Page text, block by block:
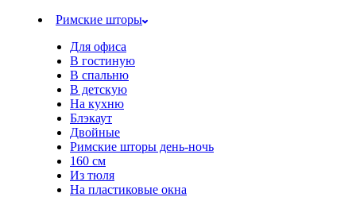
Римские шторы
Для офиса
В гостиную
В спальню
В детскую
На кухню
Блэкаут
Двойные
Римские шторы день-ночь
160 см
Из тюля
На пластиковые окна